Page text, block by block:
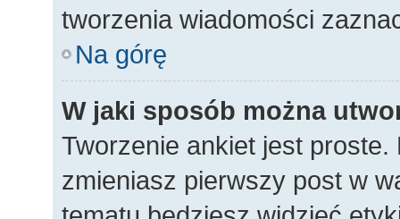
tworzenia wiadomości
Na górę
W jaki sposób można
Tworzenie ankiet jest
zmieniasz pierwszy post w